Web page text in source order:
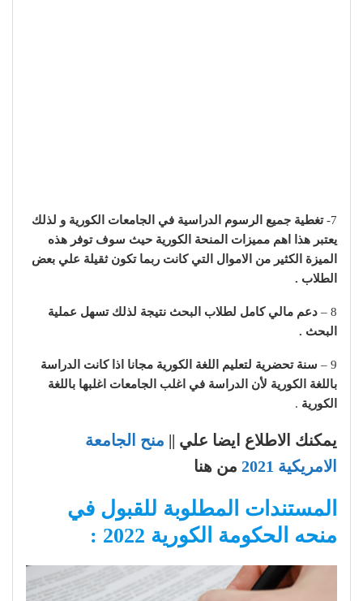
7-
تغطية جميع الرسوم الدراسية في الجامعات الكورية و لذلك
يعتبر هذا اهم مميزات المنحة الكورية حيث سوف توفر هذه
الميزة الكثير من الاموال التي كانت ربما تكون ثقيلة علي بعض
الطلاب .
8 –
دعم مالي كامل لطلاب البحث نتيجة لذلك تسهل عملية
البحث .
9 –
سنة تحضرية لتعليم اللغة الكورية مجانا اذا كانت الدراسة
باللغة الكورية لأن الدراسة في اغلب الجامعات اغلبها باللغة
الكورية .
يمكنك الاطلاع ايضا علي || منح الجامعة
الامريكية 2021
من هنا
المستندات المطلوبة للقبول في
منحه الحكومة الكورية 2022 :